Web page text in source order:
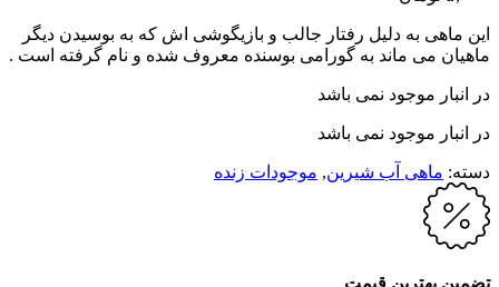
این ماهی به دلیل رفتار جالب و بازیگوشی اش که به بوسیدن دیگر
ماهیان می ماند به گورامی بوسنده معروف شده و نام گرفته است .
در انبار موجود نمی باشد
در انبار موجود نمی باشد
دسته: ماهی آب شیرین, موجودات زنده